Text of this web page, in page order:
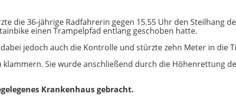
die 36-jährige Radfahrerin gegen 15.55 Uhr den Steilhang
einen Trampelpfad entlang geschoben hatte.
jedoch auch die Kontrolle und stürzte zehn Meter in die
klammern. Sie wurde anschließend durch die Höhenrettung
Krankenhaus gebracht.